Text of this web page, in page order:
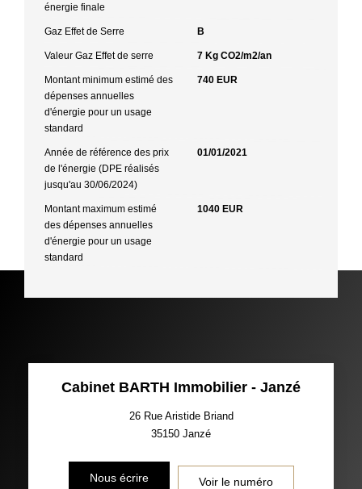
énergie finale
Gaz Effet de Serre B
Valeur Gaz Effet de serre 7 Kg CO2/m2/an
Montant minimum estimé des
dépenses annuelles
d'énergie pour un usage
standard
740 EUR
Année de référence des prix
de l'énergie (DPE réalisés
jusqu'au 30/06/2024)
01/01/2021
Montant maximum estimé
des dépenses annuelles
d'énergie pour un usage
standard
1040 EUR
Cabinet BARTH Immobilier - Janzé
26 Rue Aristide Briand
35150 Janzé
Nous écrire Voir le numéro